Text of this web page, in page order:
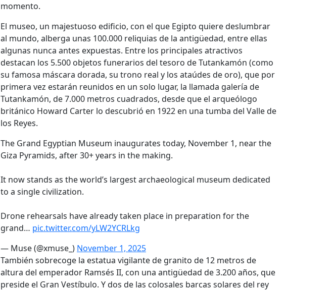
momento.
El museo, un majestuoso edificio, con el que Egipto quiere deslumbrar
al mundo, alberga unas 100.000 reliquias de la antigüedad, entre ellas
algunas nunca antes expuestas. Entre los principales atractivos
destacan los 5.500 objetos funerarios del tesoro de Tutankamón (como
su famosa máscara dorada, su trono real y los ataúdes de oro), que por
primera vez estarán reunidos en un solo lugar, la llamada galería de
Tutankamón, de 7.000 metros cuadrados, desde que el arqueólogo
británico Howard Carter lo descubrió en 1922 en una tumba del Valle de
los Reyes.
The Grand Egyptian Museum inaugurates today, November 1, near the
Giza Pyramids, after 30+ years in the making.
It now stands as the world’s largest archaeological museum dedicated
to a single civilization.
Drone rehearsals have already taken place in preparation for the
grand… pic.twitter.com/yLW2YCRLkg
— Muse (@xmuse_) November 1, 2025
También sobrecoge la estatua vigilante de granito de 12 metros de
altura del emperador Ramsés II, con una antigüedad de 3.200 años, que
preside el Gran Vestíbulo. Y dos de las colosales barcas solares del rey